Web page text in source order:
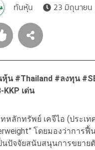
ทันหุ้น 23 มิถุนายน
น #Thailand #ลงทุน
KKP เด่น
หลักทรัพย์ เคจีไอ (ประเ
โดยมองว่ากา
นปัจจัยสนับสนุนการขยาย